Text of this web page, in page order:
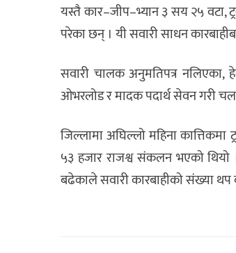
यस्तै कार–जीप–भ्यान ३ सय २५ वटा,
परेका छन् । यी सवारी साधन
सवारी चालक अनुमतिपत्र नलिएका,
ओभरलोड र मादक पदार्थ सेवन गरी
जिल्लामा अघिल्लो महिना
५३ हजार राजश्व संकलन भएको थियो
बढेकाले सवारी कारबाहीको संख्या थप